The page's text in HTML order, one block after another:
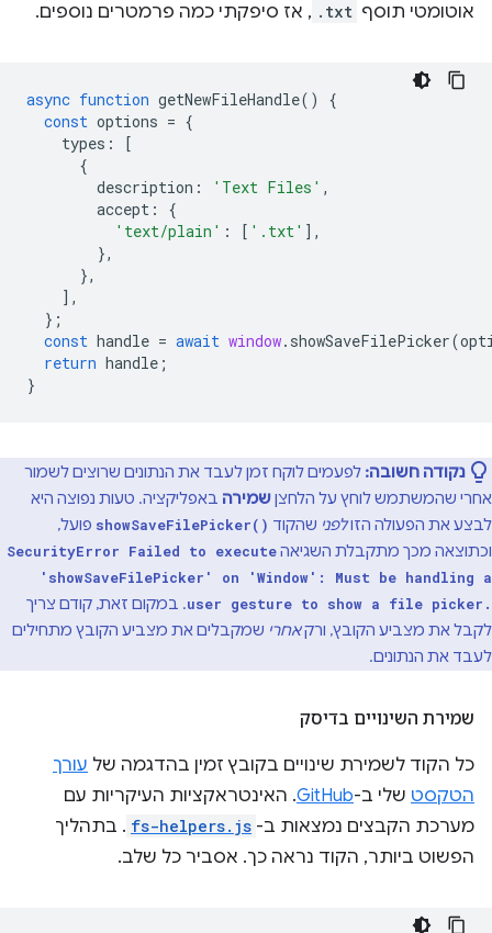
אוטומטי תוסף .txt , אז סיפקתי כמה פרמטרים נוספים.
async function getNewFileHandle()
{
const options = {
types :
[
{
description : 'Text Files' ,
accept :
{
'text/plain' : [ '.txt' ],
},
},
],
};
const handle = await window. showSaveFilePicker(
return handle ;
}
נקודה חשובה: לפעמים לוקח זמן לעבד את הנתונים שרוצים לשמור
אחרי שהמשתמש לוחץ על הלחצןשמירה באפליקציה. טעות נפוצה היא
לבצע את הפעולה הזולפני שהקוד showSaveFilePicker() פועל,
וכתוצאה מכך מתקבלת השגיאהSecurityError Failed to execute
'showSaveFilePicker' on 'Window': Must be handling a
user gesture to show a file picker.. במקום זאת, קודם צריך
לקבל את מצביע הקובץ, ורקאחרי שמקבלים את מצביע הקובץ מתחילים
לעבד את הנתונים.
שמירת השינויים בדיסק
כל הקוד לשמירת שינויים בקובץ זמין בהדגמה של עורך
הטקסט שלי ב-GitHub. האינטראקציות העיקריות עם
מערכת הקבצים נמצאות ב- fs-helpers.js . בתהליך
הפשוט ביותר, הקוד נראה כך. אסביר כל שלב.